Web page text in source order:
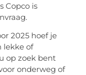
Copco is
2025 hoef je
lekke of
op zoek bent
onderweg of